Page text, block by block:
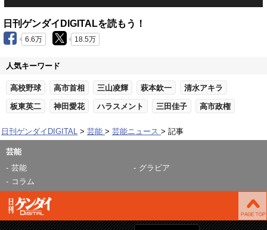
日刊ゲンダイDIGITALを読もう！
6.6万 18.5万
人気キーワード
高校野球 高市首相 三山凌輝 萩本欽一 清水アキラ
板東英二 神田愛花 ハラスメント 三田佳子 高市政権
日刊ゲンダイDIGITAL 芸能 芸能ニュース 記事
芸能
芸能
グラビア
コラム